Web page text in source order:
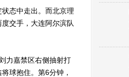
态中走出。而北京理
交手，大连阿尔滨队
力嘉禁区右侧抽射打
球抱住。第6分钟，